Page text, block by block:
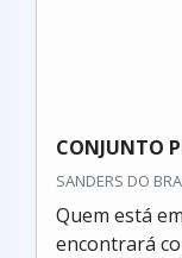
CONJUNTO
SANDERS DO
Quem está
encontrará